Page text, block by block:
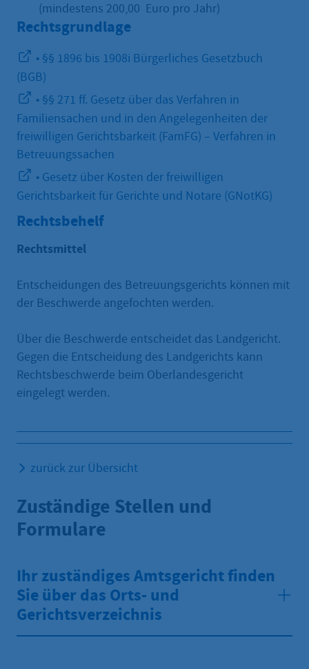
(mindestens 200,00 Euro pro Jahr)
Rechtsgrundlage
• §§ 1896 bis 1908i Bürgerliches Gesetzbuch
(BGB)
• §§ 271 ff. Gesetz über das Verfahren in
Familiensachen und in den Angelegenheiten der
freiwilligen Gerichtsbarkeit (FamFG) – Verfahren in
Betreuungssachen
• Gesetz über Kosten der freiwilligen
Gerichtsbarkeit für Gerichte und Notare (GNotKG)
Rechtsbehelf
Rechtsmittel
Entscheidungen des Betreuungsgerichts können mit
der Beschwerde angefochten werden.
Über die Beschwerde entscheidet das Landgericht.
Gegen die Entscheidung des Landgerichts kann
Rechtsbeschwerde beim Oberlandesgericht
eingelegt werden.
zurück zur Übersicht
Zuständige Stellen und
Formulare
Ihr zuständiges Amtsgericht finden
Sie über das Orts- und
Gerichtsverzeichnis